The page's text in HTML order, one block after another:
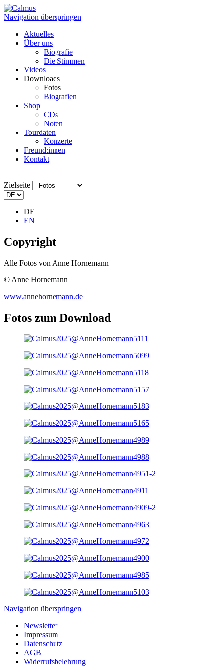
Navigation überspringen
Aktuelles
Über uns
Biografie
Die Stimmen
Videos
Downloads
Fotos
Biografien
Shop
CDs
Noten
Tourdaten
Konzerte
Freund:innen
Kontakt
Zielseite
DE
EN
Copyright
Alle Fotos von Anne Hornemann
© Anne Hornemann
www.annehornemann.de
Fotos zum Download
Navigation überspringen
Newsletter
Impressum
Datenschutz
AGB
Widerrufsbelehrung